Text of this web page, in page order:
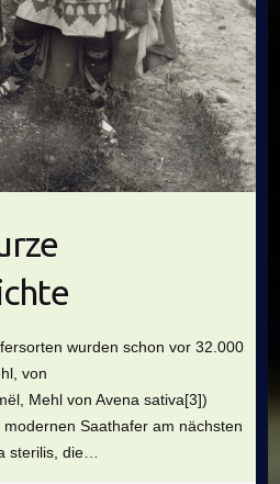
schon vor 32.000
von
Mehl von Avena sativa[3])
Saathafer am nächsten
sterilis, die…